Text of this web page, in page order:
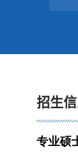
招生